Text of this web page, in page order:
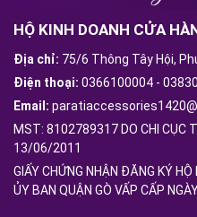
HỘ KINH DOANH CỬA
Địa chỉ: 75/6 Thông Tây Hội,
Điện thoại: 0366100004 -
Email:
MST: 8102789317 DO CHI CỤC
13/06/2011
GIẤY CHỨNG NHẬN ĐĂNG KÝ
ỦY BAN QUẬN GÒ VẤP CẤP